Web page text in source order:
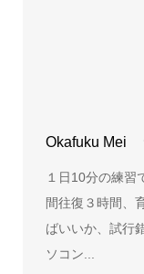
Okafuku Mei
１日10分の練
間往復３時間、
ばいいか、試行
ソコン...